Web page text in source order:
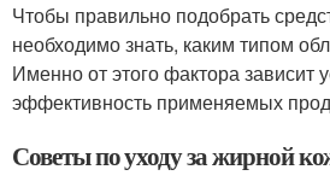
Чтобы правильно подобрать
необходимо знать, каким типом
Именно от этого фактора зависит
эффективность применяемых
Советы по уходу за жирной